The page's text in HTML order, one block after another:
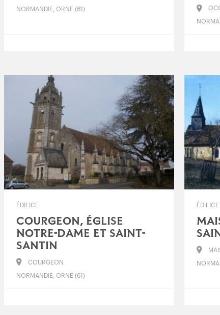
NORMANDIE, ORNE (61)
ÉDIFICE
COURGEON, ÉGLISE
NOTRE-DAME ET SAINT-
SANTIN
COURGEON
NORMANDIE, ORNE (61)
ÉDIFICE